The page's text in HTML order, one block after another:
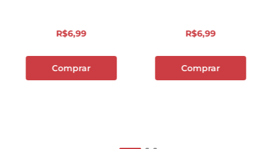
R$6,99
Comprar
R$6,99
Comprar